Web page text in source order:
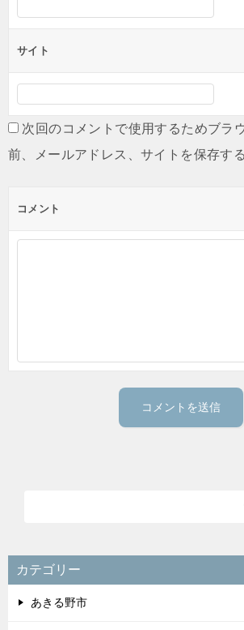
サイト
次回のコメントで使用するためブラ
前、メールアドレス、サイトを保存する
コメント
カテゴリー
あきる野市